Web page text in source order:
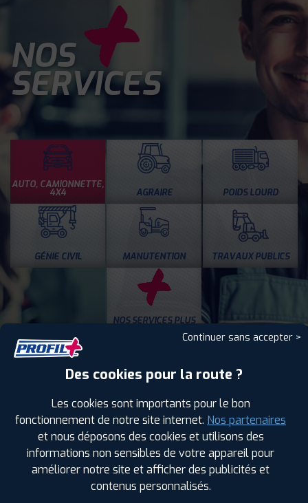
NOS
SERVICES
AUTO, CAMIONNETTE,
4X4 AGRAIRE POIDS LOURD
GÉNIE CIVIL MANUTENTION TRAVAUX PUBLICS
NOS SERVICES PLUS
Échappement
Freinage
Géométrie Véhicule Utilitaire long et Camping Car
Amortisseurs
Vente et montage pneus Camping car
Géométrie
Gardiennage pneus à REHAINVILLER
Continuer sans accepter >
Des cookies pour la route ?
Les cookies sont importants pour le bon
fonctionnement de notre site internet. Nos partenaires
et nous déposons des cookies et utilisons des
informations non sensibles de votre appareil pour
améliorer notre site et afficher des publicités et
contenus personnalisés.